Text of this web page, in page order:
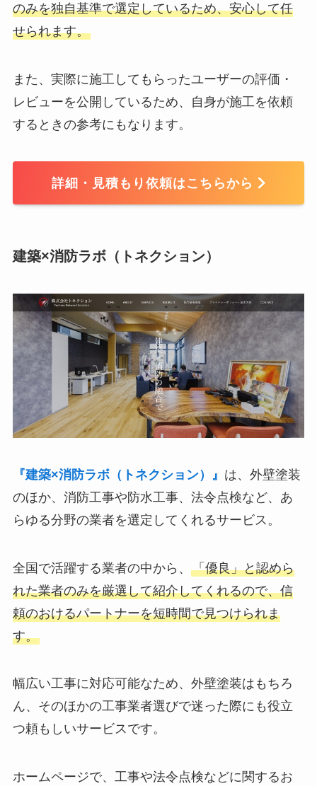
のみを独自基準で選定しているため、安心して任
せられます。
また、実際に施工してもらったユーザーの評価・
レビューを公開しているため、自身が施工を依頼
するときの参考にもなります。
詳細・見積もり依頼はこちらから
建築×消防ラボ（トネクション）
『建築×消防ラボ（トネクション）』 は、外壁塗装
のほか、消防工事や防水工事、法令点検など、あ
らゆる分野の業者を選定してくれるサービス。
全国で活躍する業者の中から、 「優良」と認めら
れた業者のみを厳選して紹介してくれるので、信
頼のおけるパートナーを短時間で見つけられま
す。
幅広い工事に対応可能なため、外壁塗装はもちろ
ん、そのほかの工事業者選びで迷った際にも役立
つ頼もしいサービスです。
ホームページで、工事や法令点検などに関するお